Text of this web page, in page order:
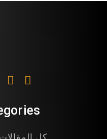
All Articles – كل المقالات